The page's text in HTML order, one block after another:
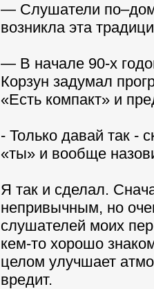
— Слушатели
возникла эта
— В начале 90-х
Корзун задумал
«Есть компакт» и
- Только давай так -
«ты» и вообще
Я так и сделал.
непривычным, но
слушателей моих
кем-то хорошо
целом улучшает
вредит.